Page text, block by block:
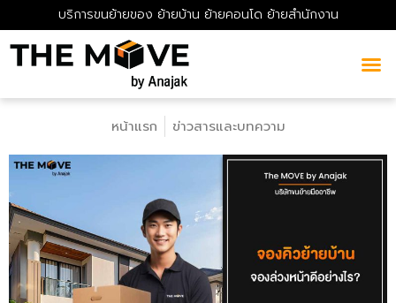
บริการขนย้ายของ ย้ายบ้าน ย้ายคอนโด ย้ายสำนักงาน
หน้าแรก ข่าวสารและบทความ